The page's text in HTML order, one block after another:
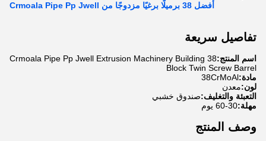
أفضل 38 برميلًا برغيًا مزدوجًا من Crmoala Pipe Pp Jwell
تفاصيل سريعة
اسم المنتج:
38 Crmoala Pipe Pp Jwell Extrusion Machinery Building
Block Twin Screw Barrel
مادة:38CrMoAl
لون:معدن
التعبئة والتغليف:صندوق خشبي
مهلة:30-60 يوم
وصف المنتج